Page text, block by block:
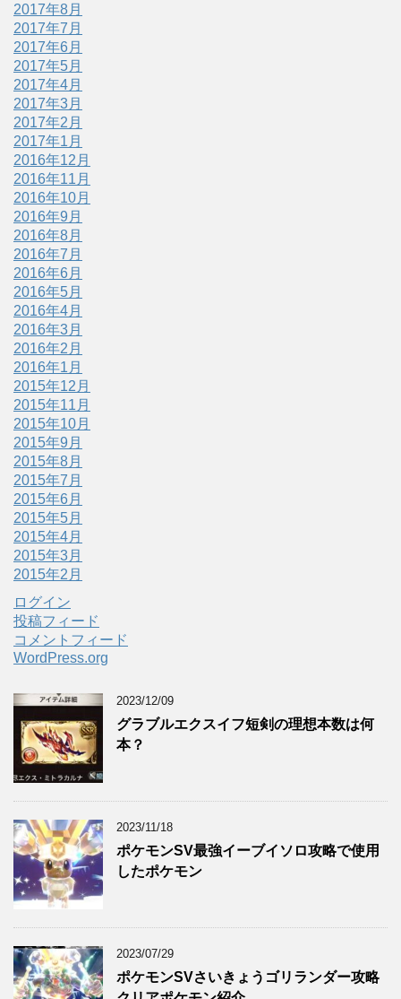
2017年8月
2017年7月
2017年6月
2017年5月
2017年4月
2017年3月
2017年2月
2017年1月
2016年12月
2016年11月
2016年10月
2016年9月
2016年8月
2016年7月
2016年6月
2016年5月
2016年4月
2016年3月
2016年2月
2016年1月
2015年12月
2015年11月
2015年10月
2015年9月
2015年8月
2015年7月
2015年6月
2015年5月
2015年4月
2015年3月
2015年2月
ログイン
投稿フィード
コメントフィード
WordPress.org
2023/12/09
グラブルエクスイフ短剣の理想本数は何
本？
2023/11/18
ポケモンSV最強イーブイソロ攻略で使用
したポケモン
2023/07/29
ポケモンSVさいきょうゴリランダー攻略